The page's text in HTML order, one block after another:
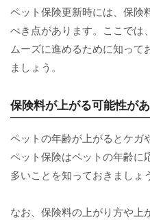
ペット保険更新時には、保険
べき点があります。ここでは
ムーズに進めるために知って
ましょう。
保険料が上がる可能性が
ペットの年齢が上がるとケガ
ペット保険はペットの年齢に
多いことを知っておきましょ
なお、保険料の上がり方や上